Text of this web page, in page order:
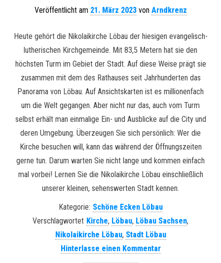
Veröffentlicht am 21. März 2023von Arndkrenz
Heute gehört die Nikolaikirche Löbau der hiesigen evangelisch-
lutherischen Kirchgemeinde. Mit 83,5 Metern hat sie den
höchsten Turm im Gebiet der Stadt. Auf diese Weise prägt sie
zusammen mit dem des Rathauses seit Jahrhunderten das
Panorama von Löbau. Auf Ansichtskarten ist es millionenfach
um die Welt gegangen. Aber nicht nur das, auch vom Turm
selbst erhält man einmalige Ein- und Ausblicke auf die City und
deren Umgebung. Überzeugen Sie sich persönlich: Wer die
Kirche besuchen will, kann das während der Öffnungszeiten
gerne tun. Darum warten Sie nicht lange und kommen einfach
mal vorbei! Lernen Sie die Nikolaikirche Löbau einschließlich
unserer kleinen, sehenswerten Stadt kennen.
Kategorie: Schöne Ecken Löbau
Verschlagwortet Kirche, Löbau, Löbau Sachsen,
Nikolaikirche Löbau, Stadt Löbau
Hinterlasse einen Kommentar